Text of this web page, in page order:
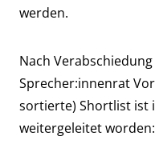
werden.
Nach
Sprecher:innenrat
sortierte) Shortlist ist
weitergeleitet worden: